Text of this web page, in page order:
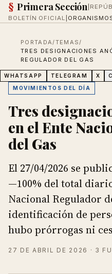
§ Primera Sección
BOLETÍN OFICIAL
PORTADA/TEMAS/
TRES DESIGNACIONES
REGULADOR DEL GAS
WHATSAPP TELEGRAM X
MOVIMIENTOS DEL DÍA
Tres
en el Ente
del Gas
El 27/04/2026 se
—100% del total
Nacional Regulador
identificación de
hubo prórrogas ni
27 DE ABRIL DE 2026 · 3